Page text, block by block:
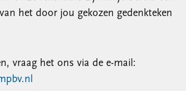
het door jou gekozen gedenkteken
vraag het ons via de e-mail: